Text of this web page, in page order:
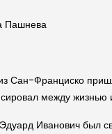
Пашнева
Сан-Франциско
между
Иванович был